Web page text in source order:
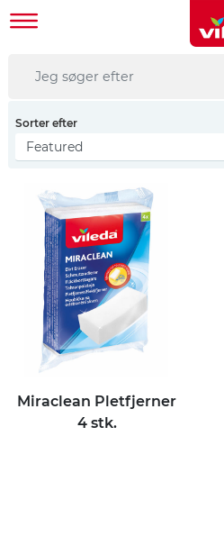
Sorter efter
Miraclean Pletfjerner
4 stk.